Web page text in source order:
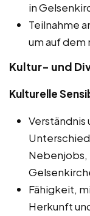
in
Teilnahme
um auf dem
Kultur- und
Kulturelle
Verständnis
Nebenjobs,
Fähigkeit,
Herkunft